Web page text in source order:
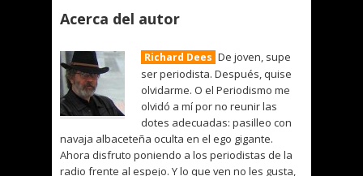
Acerca del autor
Richard Dees De joven, supe
ser periodista. Después, quise
olvidarme. O el Periodismo me
olvidó a mí por no reunir las
dotes adecuadas: pasilleo con
navaja albaceteña oculta en el ego gigante.
Ahora disfruto poniendo a los periodistas de la
radio frente al espejo. Y lo que ven no les gusta,